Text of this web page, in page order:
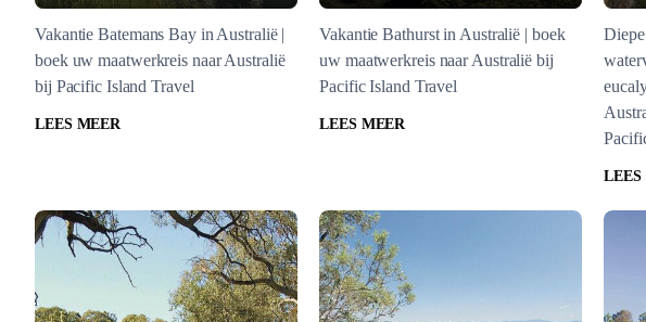
Vakantie Batemans Bay in Australië |
boek uw maatwerkreis naar Australië
bij Pacific Island Travel
LEES MEER
Vakantie Bathurst in Australië | boek
uw maatwerkreis naar Australië bij
Pacific Island Travel
LEES MEER
LEES